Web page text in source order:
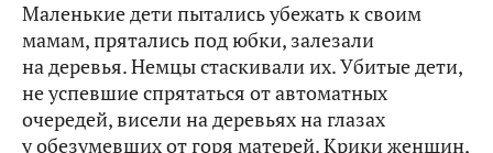
Маленькие дети пытались убежать к своим
мамам, прятались под юбки, залезали
на деревья. Немцы стаскивали их. Убитые дети,
не успевшие спрятаться от автоматных
очередей, висели на деревьях на глазах
у обезумевших от горя матерей. Крики женщин,